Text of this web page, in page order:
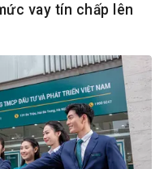
vay tín chấp lên